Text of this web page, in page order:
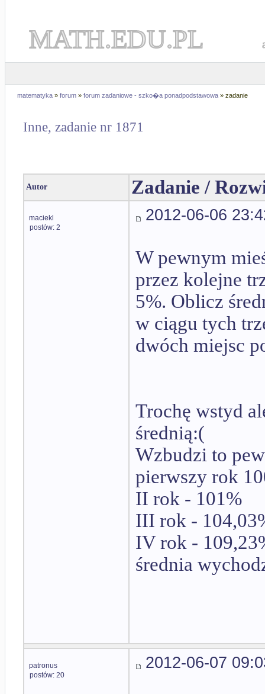
MATH.EDU.PL
matematyka » forum » forum zadaniowe - szko�a ponadpodstawowa » zadanie
Inne, zadanie nr 1871
Autor Zadanie /
maciekl
postów: 2
2012-06-06
W pewnym
przez kolejne
5%. Oblicz
w ciągu tych
dwóch miejsc
Trochę wstyd
średnią:(
Wzbudzi to
pierwszy rok
II rok - 101%
III rok -
IV rok -
średnia
patronus
postów: 20
2012-06-07